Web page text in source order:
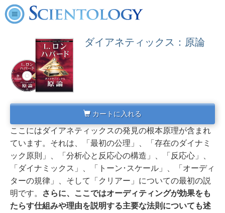
ダイアネティックス：原論
カートに入れる
ここにはダイアネティックスの発見の根本原理が含まれ
ています。それは、「最初の公理」、「存在のダイナミ
ック原則」、「分析心と反応心の構造」、「反応心」、
「ダイナミックス」、「トーン･スケール」、「オーディ
ターの規律」、そして「クリアー」についての最初の説
明です。
さらに、ここではオーディティングが効果をも
たらす仕組みや理由を説明する主要な法則についても述